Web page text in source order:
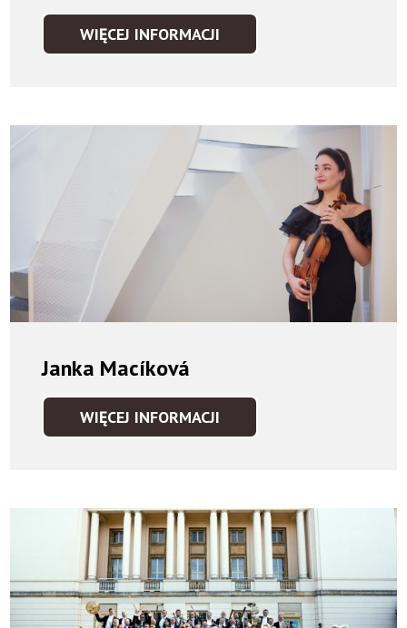
WIĘCEJ INFORMACJI
KATARZYNA
Janka Macíková
WIĘCEJ INFORMACJI
JANKA